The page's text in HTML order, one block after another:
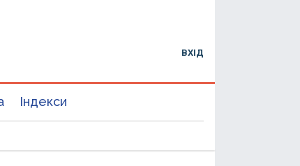
ВХІД
Індекси